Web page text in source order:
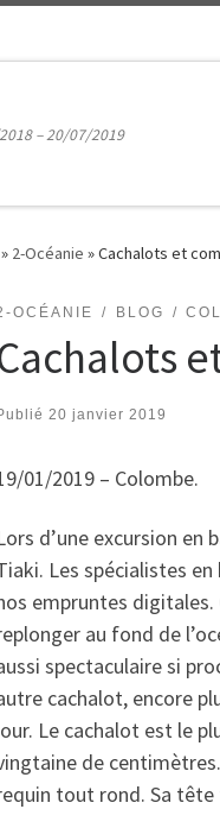
– 20/07/2019
» 2-Océanie »Cachalots et
OCÉANIE BLOG
20 janvier 2019
01/2019 – Colombe.
d’une excursion en
Les spécialistes
empruntes
au fond de
spectaculaire si
cachalot, encore
Le cachalot est le
de
tout rond. Sa